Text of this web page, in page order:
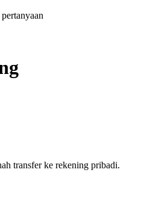
transfer ke rekening pribadi.